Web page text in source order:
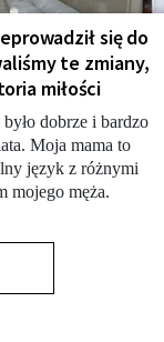
się do
te zmiany,
miłości
dobrze i bardzo
Moja mama to
język z różnymi
mojego męża.